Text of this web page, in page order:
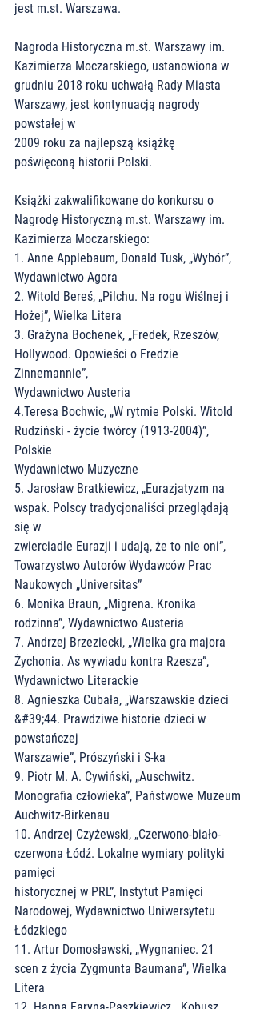
jest m.st. Warszawa.
Nagroda Historyczna m.st. Warszawy im.
Kazimierza Moczarskiego, ustanowiona w
grudniu 2018 roku uchwałą Rady Miasta
Warszawy, jest kontynuacją nagrody
powstałej w
2009 roku za najlepszą książkę
poświęconą historii Polski.
Książki zakwalifikowane do konkursu o
Nagrodę Historyczną m.st. Warszawy im.
Kazimierza Moczarskiego:
1. Anne Applebaum, Donald Tusk, „Wybór”,
Wydawnictwo Agora
2. Witold Bereś, „Pilchu. Na rogu Wiślnej i
Hożej”, Wielka Litera
3. Grażyna Bochenek, „Fredek, Rzeszów,
Hollywood. Opowieści o Fredzie
Zinnemannie”,
Wydawnictwo Austeria
4.Teresa Bochwic, „W rytmie Polski. Witold
Rudziński - życie twórcy (1913-2004)”,
Polskie
Wydawnictwo Muzyczne
5. Jarosław Bratkiewicz, „Eurazjatyzm na
wspak. Polscy tradycjonaliści przeglądają
się w
zwierciadle Eurazji i udają, że to nie oni”,
Towarzystwo Autorów Wydawców Prac
Naukowych „Universitas”
6. Monika Braun, „Migrena. Kronika
rodzinna”, Wydawnictwo Austeria
7. Andrzej Brzeziecki, „Wielka gra majora
Żychonia. As wywiadu kontra Rzesza”,
Wydawnictwo Literackie
8. Agnieszka Cubała, „Warszawskie dzieci
&#39;44. Prawdziwe historie dzieci w
powstańczej
Warszawie”, Prószyński i S-ka
9. Piotr M. A. Cywiński, „Auschwitz.
Monografia człowieka”, Państwowe Muzeum
Auchwitz-Birkenau
10. Andrzej Czyżewski, „Czerwono-biało-
czerwona Łódź. Lokalne wymiary polityki
pamięci
historycznej w PRL”, Instytut Pamięci
Narodowej, Wydawnictwo Uniwersytetu
Łódzkiego
11. Artur Domosławski, „Wygnaniec. 21
scen z życia Zygmunta Baumana”, Wielka
Litera